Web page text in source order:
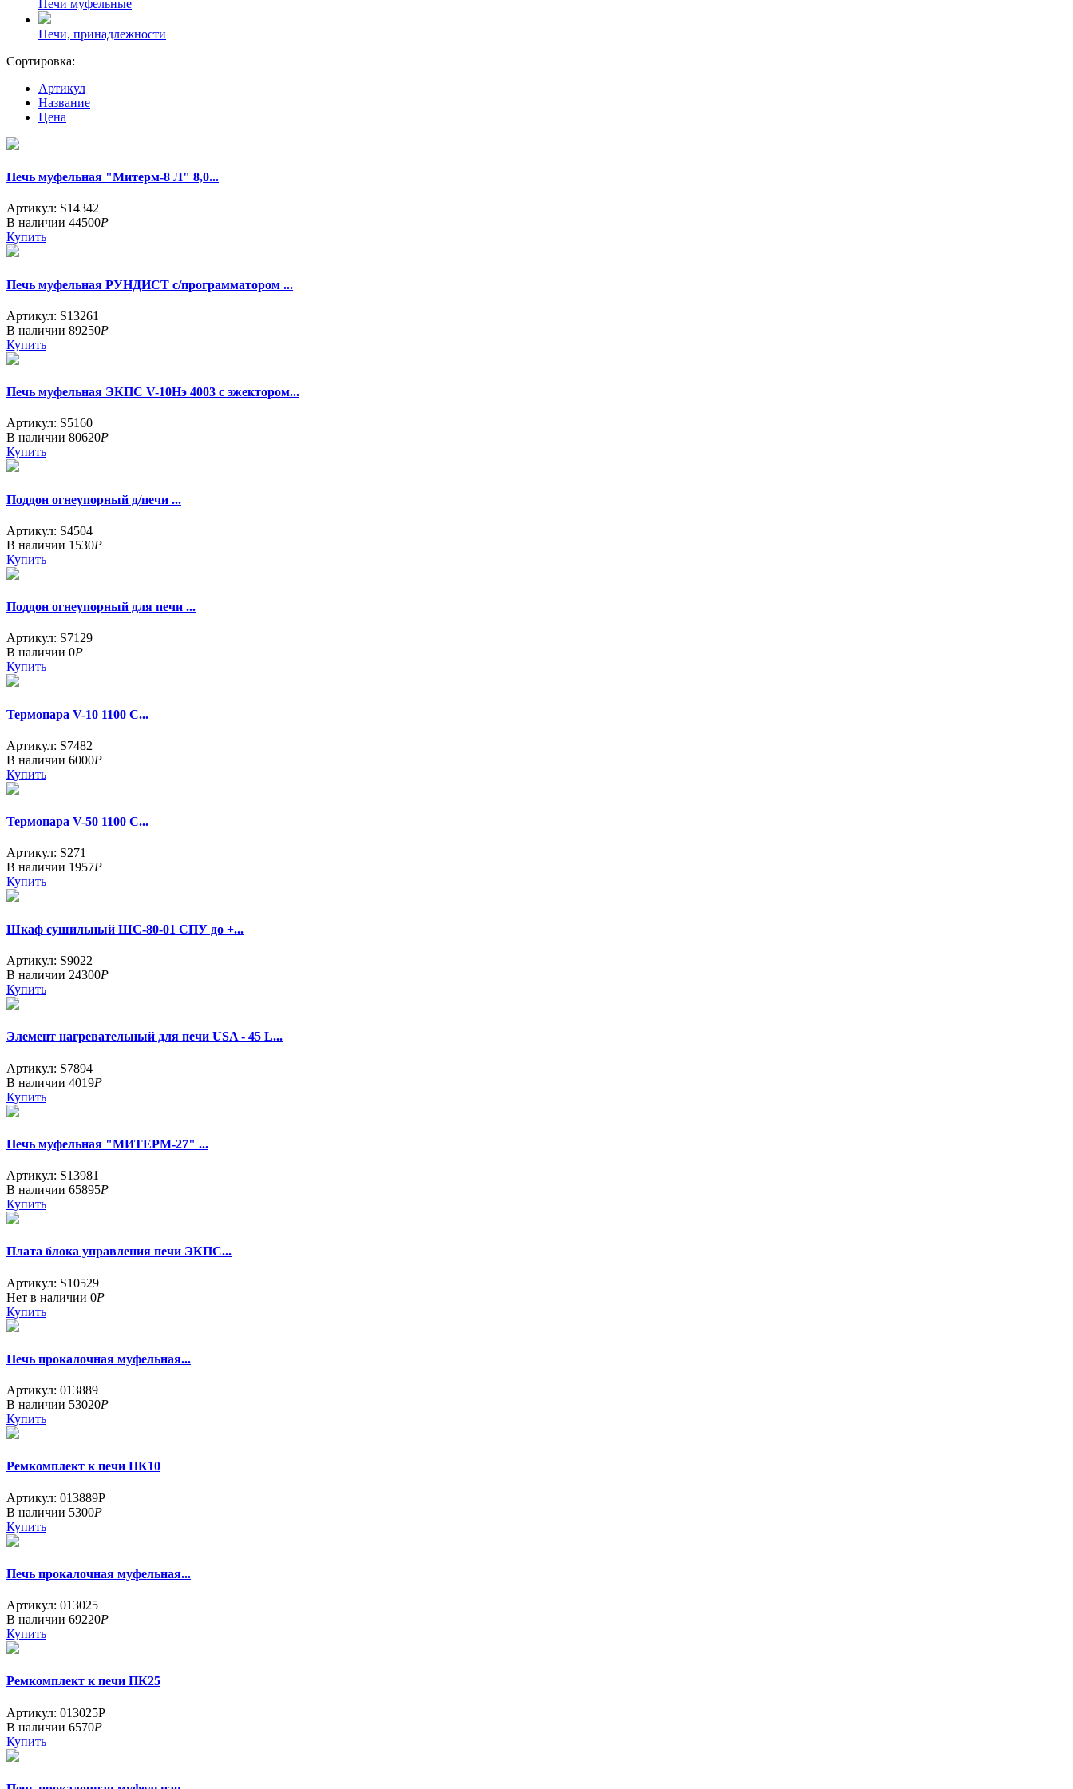
Печи муфельные
Печи, принадлежности
Сортировка:
Артикул
Название
Цена
Печь муфельная "Митерм-8 Л" 8,0...
Артикул: S14342
В наличии 44500Р
Купить
Печь муфельная РУНДИСТ с/программатором ...
Артикул: S13261
В наличии 89250Р
Купить
Печь муфельная ЭКПС V-10Нэ 4003 с эжектором...
Артикул: S5160
В наличии 80620Р
Купить
Поддон огнеупорный д/печи ...
Артикул: S4504
В наличии 1530Р
Купить
Поддон огнеупорный для печи ...
Артикул: S7129
В наличии 0Р
Купить
Термопара V-10 1100 С...
Артикул: S7482
В наличии 6000Р
Купить
Термопара V-50 1100 С...
Артикул: S271
В наличии 1957Р
Купить
Шкаф сушильный ШС-80-01 СПУ до +...
Артикул: S9022
В наличии 24300Р
Купить
Элемент нагревательный для печи USA - 45 L...
Артикул: S7894
В наличии 4019Р
Купить
Печь муфельная "МИТЕРМ-27" ...
Артикул: S13981
В наличии 65895Р
Купить
Плата блока управления печи ЭКПС...
Артикул: S10529
Нет в наличии 0Р
Купить
Печь прокалочная муфельная...
Артикул: 013889
В наличии 53020Р
Купить
Ремкомплект к печи ПК10
Артикул: 013889Р
В наличии 5300Р
Купить
Печь прокалочная муфельная...
Артикул: 013025
В наличии 69220Р
Купить
Ремкомплект к печи ПК25
Артикул: 013025Р
В наличии 6570Р
Купить